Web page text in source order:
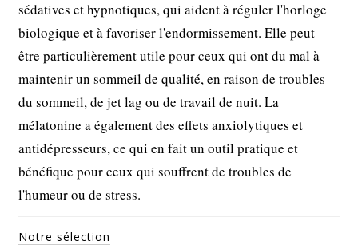
sédatives et hypnotiques, qui aident à réguler l'horloge
biologique et à favoriser l'endormissement. Elle peut
être particulièrement utile pour ceux qui ont du mal à
maintenir un sommeil de qualité, en raison de troubles
du sommeil, de jet lag ou de travail de nuit. La
mélatonine a également des effets anxiolytiques et
antidépresseurs, ce qui en fait un outil pratique et
bénéfique pour ceux qui souffrent de troubles de
l'humeur ou de stress.
Notre sélection